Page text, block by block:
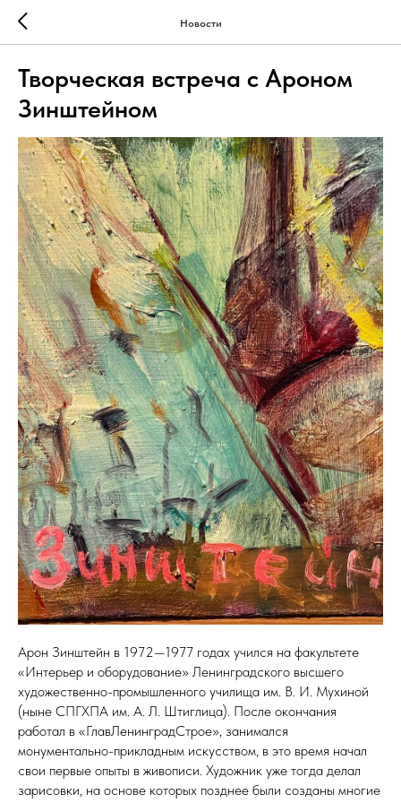
Новости
Творческая встреча с Ароном
Зинштейном
Арон Зинштейн в 1972—1977 годах учился на факультете
«Интерьер и оборудование» Ленинградского высшего
художественно-промышленного училища им. В. И. Мухиной
(ныне СПГХПА им. А. Л. Штиглица). После окончания
работал в «ГлавЛенинградСтрое», занимался
монументально-прикладным искусством, в это время начал
свои первые опыты в живописи. Художник уже тогда делал
зарисовки, на основе которых позднее были созданы многие